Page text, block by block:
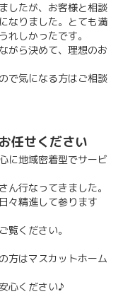
したが、お客様と相談
なりました。とても満
れしかったです。
がら決めて、理想のお
で気になる方はご相談
任せください
に地域密着型でサービ
行なってきました。
々精進して参ります
覧ください。
方はマスカットホーム
心ください♪